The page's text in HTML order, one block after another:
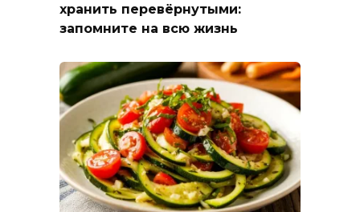
хранить перевёрнутыми:
запомните на всю жизнь